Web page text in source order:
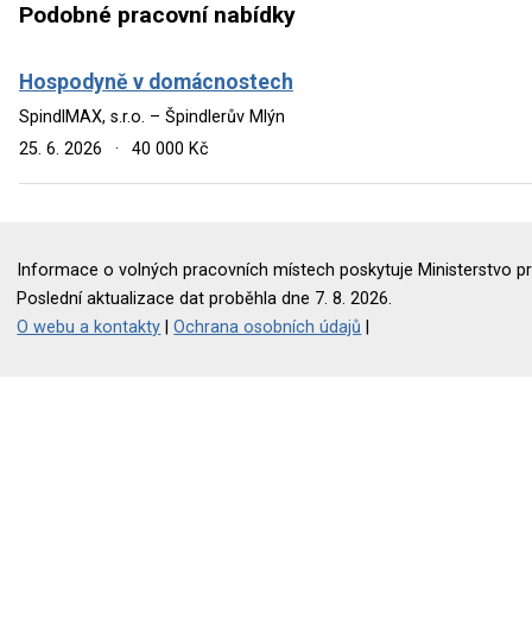
Podobné pracovní nabídky
Hospodyně v domácnostech
SpindlMAX, s.r.o. – Špindlerův Mlýn
25. 6. 2026
· 40 000 Kč
Informace o volných pracovních místech poskytuje Ministerstvo
Poslední aktualizace dat proběhla dne 7. 8. 2026.
O webu a kontakty |Ochrana osobních údajů